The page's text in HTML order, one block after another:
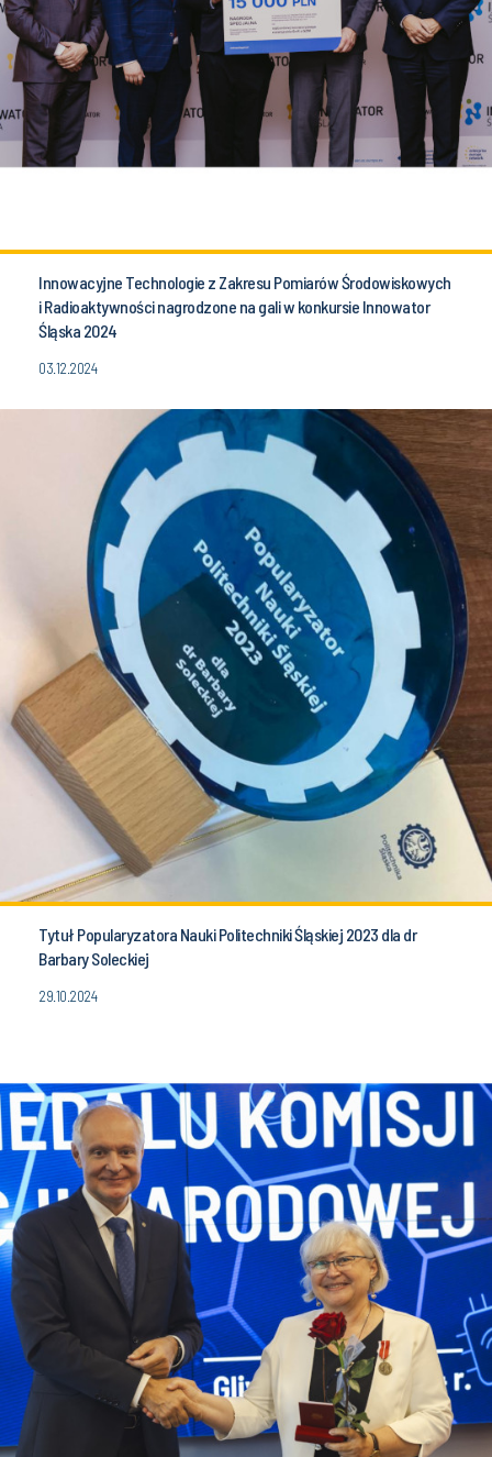
Innowacyjne Technologie z Zakresu Pomiarów Środowiskowych
i Radioaktywności nagrodzone na gali w konkursie Innowator
Śląska 2024
03.12.2024
Tytuł Popularyzatora Nauki Politechniki Śląskiej 2023 dla dr
Barbary Soleckiej
29.10.2024